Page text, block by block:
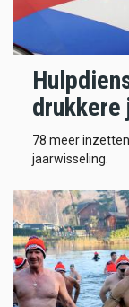
drukkere
78 meer
jaarwisseling.